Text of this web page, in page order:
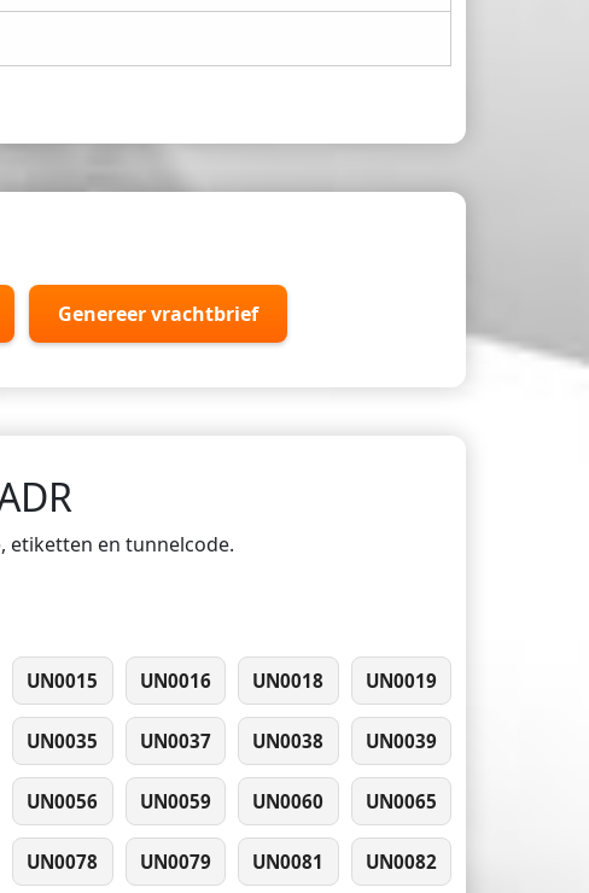
Genereer vrachtbrief
etiketten en tunnelcode.
UN0015 UN0016 UN0018 UN0019
UN0035 UN0037 UN0038 UN0039
UN0056 UN0059 UN0060 UN0065
UN0078 UN0079 UN0081 UN0082